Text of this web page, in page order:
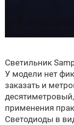
Светильник
У модели нет
заказать и
применения
Светодиоды в